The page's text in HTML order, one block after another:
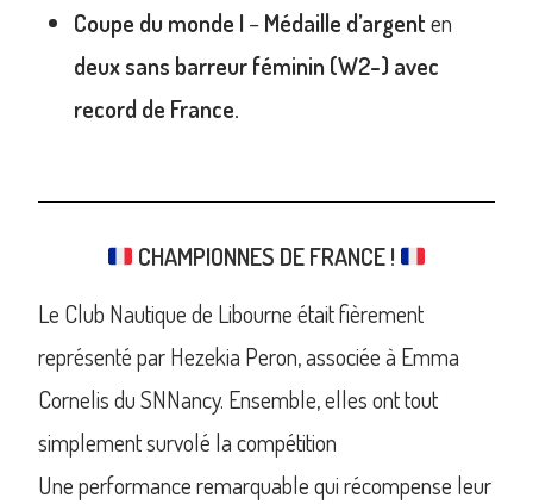
Coupe du monde I –Médaille d’argenten
deux sans barreur féminin (W2-) avec
record de France.
CHAMPIONNES DE FRANCE !
Le Club Nautique de Libourne était fièrement
représenté par Hezekia Peron, associée à Emma
Cornelis du SNNancy. Ensemble, elles ont tout
simplement survolé la compétition
Une performance remarquable qui récompense leur